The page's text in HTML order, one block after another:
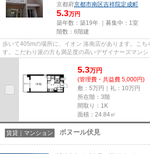
京都府京都市南区吉祥院定成町
5.3万円
築年数：築19年 ｜募集中： 1室
階数：6階建
歩いて405mの場所に、イオン 洛南店があります。こち
す。こだわり派の方も満足度の高いデザイナーズマン
5.3万円
(管理費・共益費 5,000円)
敷：5万円｜礼：10万円
所在階：3階
間取り：1K
面積：24.84㎡
賃貸｜マンション ボヌール伏見